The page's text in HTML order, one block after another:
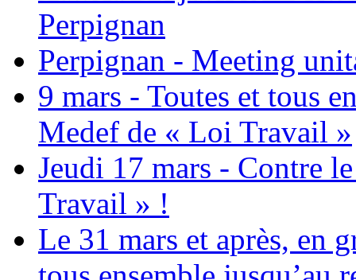
Perpignan
Perpignan - Meeting
9 mars - Toutes et tous
Medef de « Loi Travail »
Jeudi 17 mars - Contre
Travail » !
Le 31 mars et après, en